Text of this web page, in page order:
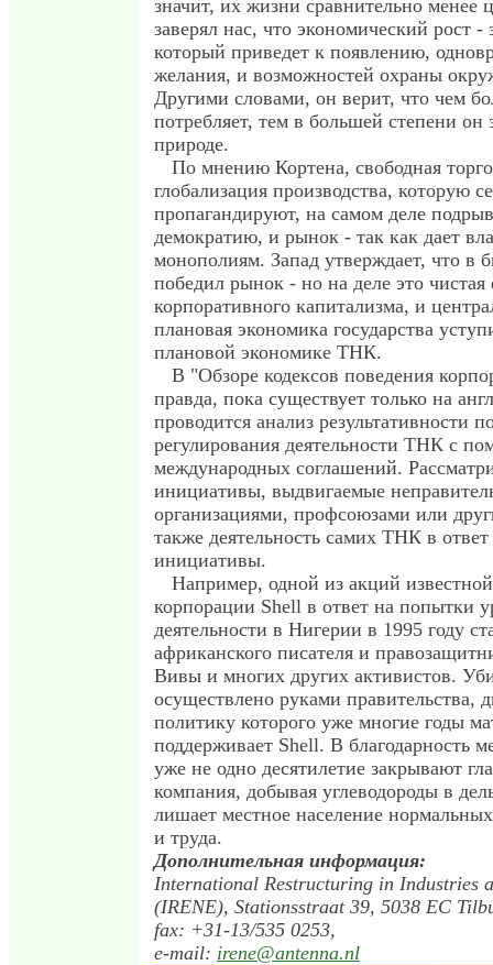
значит, их жизни сравнительно менее
заверял нас, что экономический рост -
который приведет к появлению,
желания, и возможностей охраны
Другими словами, он верит, что чем
потребляет, тем в большей степени он
природе.
По мнению Кортена, свободная
глобализация производства, которую
пропагандируют, на самом деле
демократию, и рынок - так как дает
монополиям. Запад утверждает, что
победил рынок - но на деле это
корпоративного капитализма, и
плановая экономика государства
плановой экономике ТНК.
В "Обзоре кодексов поведения
правда, пока существует только на
проводится анализ результативности
регулирования деятельности ТНК с
международных соглашений.
инициативы, выдвигаемые
организациями, профсоюзами или
также деятельность самих ТНК в ответ
инициативы.
Например, одной из акций
корпорации Shell в ответ на попытки
деятельности в Нигерии в 1995 году
африканского писателя и
Вивы и многих других активистов.
осуществлено руками правительства,
политику которого уже многие годы
поддерживает Shell. В благодарность
уже не одно десятилетие закрывают
компания, добывая углеводороды в
лишает местное население
и труда.
Дополнительная информация:
International Restructuring in Industries
(IRENE), Stationsstraat 39, 5038 EC
fax: +31-13/535 0253,
e-mail: irene@antenna.nl